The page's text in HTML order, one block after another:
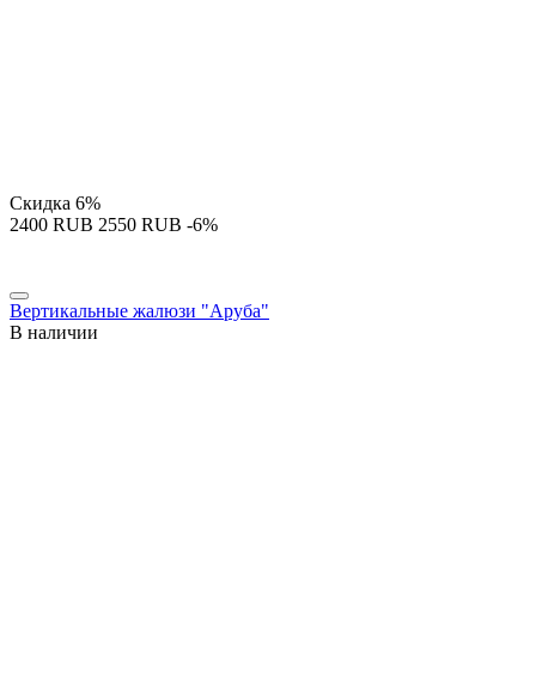
Скидка 6%
‍2400‍ RUB ‍2550‍ RUB -6%
Вертикальные жалюзи "Аруба"
В наличии